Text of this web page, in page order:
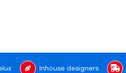
Inhouse designers